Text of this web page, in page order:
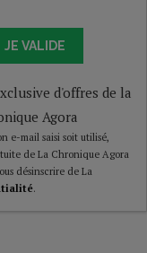
JE VALIDE
d'offres de la
Agora
e-mail saisi soit utilisé,
de La Chronique Agora
désinscrire de La
.